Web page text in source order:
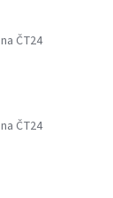
na ČT24
na ČT24